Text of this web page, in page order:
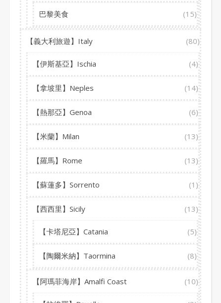
巴黎美食 (15)
【義大利旅遊】Italy (80)
【伊斯基亞】Ischia (4)
【拿坡里】Neples (14)
【熱那亞】Genoa (6)
【米蘭】Milan (13)
【羅馬】Rome (13)
【蘇蓮多】Sorrento (1)
【西西里】Sicily (13)
【卡塔尼亞】Catania (5)
【陶爾米納】Taormina (8)
【阿瑪菲海岸】Amalfi Coast (10)